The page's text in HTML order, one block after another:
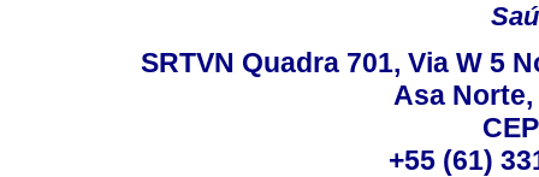
SRTVN Quadra 701, Via W 5
Asa
+55 (61)